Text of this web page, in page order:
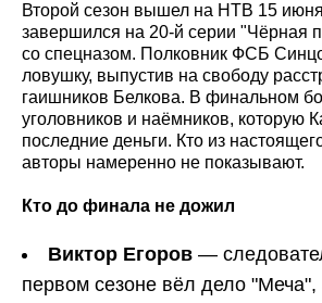
Второй сезон вышел на НТВ 15
завершился на 20-й серии "Чёрная
со спецназом. Полковник ФСБ
ловушку, выпустив на свободу
гаишников Белкова. В финальном
уголовников и наёмников, которую
последние деньги. Кто из
авторы намеренно не показывают.
Кто до финала не дожил
Виктор Егоров —
первом сезоне вёл дело